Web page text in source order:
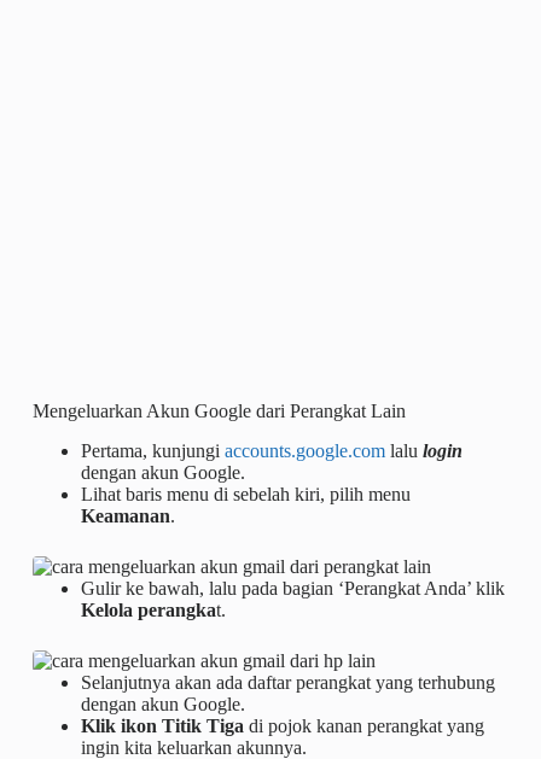
Mengeluarkan Akun Google dari Perangkat Lain
Pertama, kunjungi accounts.google.comlalu login
dengan akun Google.
Lihat baris menu di sebelah kiri, pilih menu
Keamanan.
Gulir ke bawah, lalu pada bagian ‘Perangkat Anda’ klik
Kelola perangkat.
Selanjutnya akan ada daftar perangkat yang terhubung
dengan akun Google.
Klik ikon Titik Tiga di pojok kanan perangkat yang
ingin kita keluarkan akunnya.